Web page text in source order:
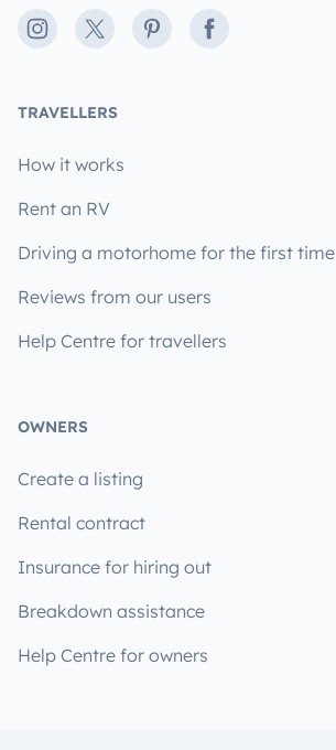
Instagram
X PinterestFacebook
TRAVELLERS
How it works
Rent an RV
Driving a motorhome for the first time
Reviews from our users
Help Centre for travellers
OWNERS
Create a listing
Rental contract
Insurance for hiring out
Breakdown assistance
Help Centre for owners